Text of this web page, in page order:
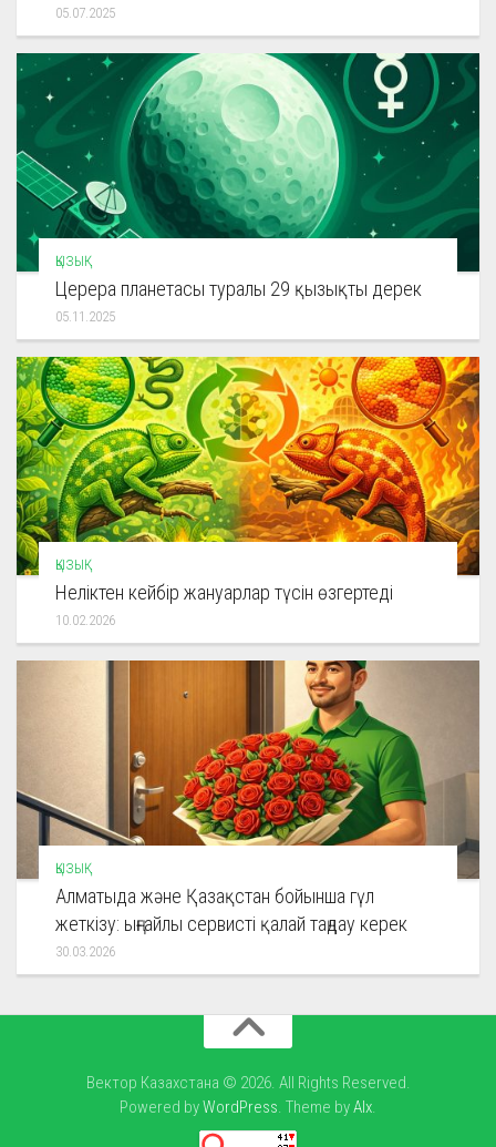
05.07.2025
ҚЫЗЫҚ
Церера планетасы туралы 29 қызықты дерек
05.11.2025
ҚЫЗЫҚ
Неліктен кейбір жануарлар түсін өзгертеді
10.02.2026
ҚЫЗЫҚ
Алматыда және Қазақстан бойынша гүл
жеткізу: ыңғайлы сервисті қалай таңдау керек
30.03.2026
Вектор Казахстана © 2026. All Rights Reserved.
Powered byWordPress. Theme byAlx.